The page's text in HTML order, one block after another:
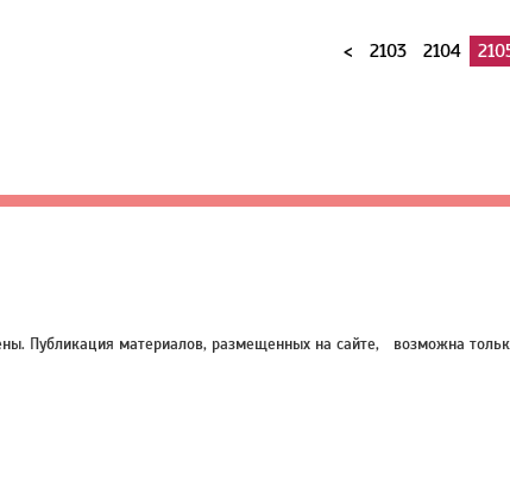
< 2103 2104
Публикация материалов, размещенных на сайте, возможна